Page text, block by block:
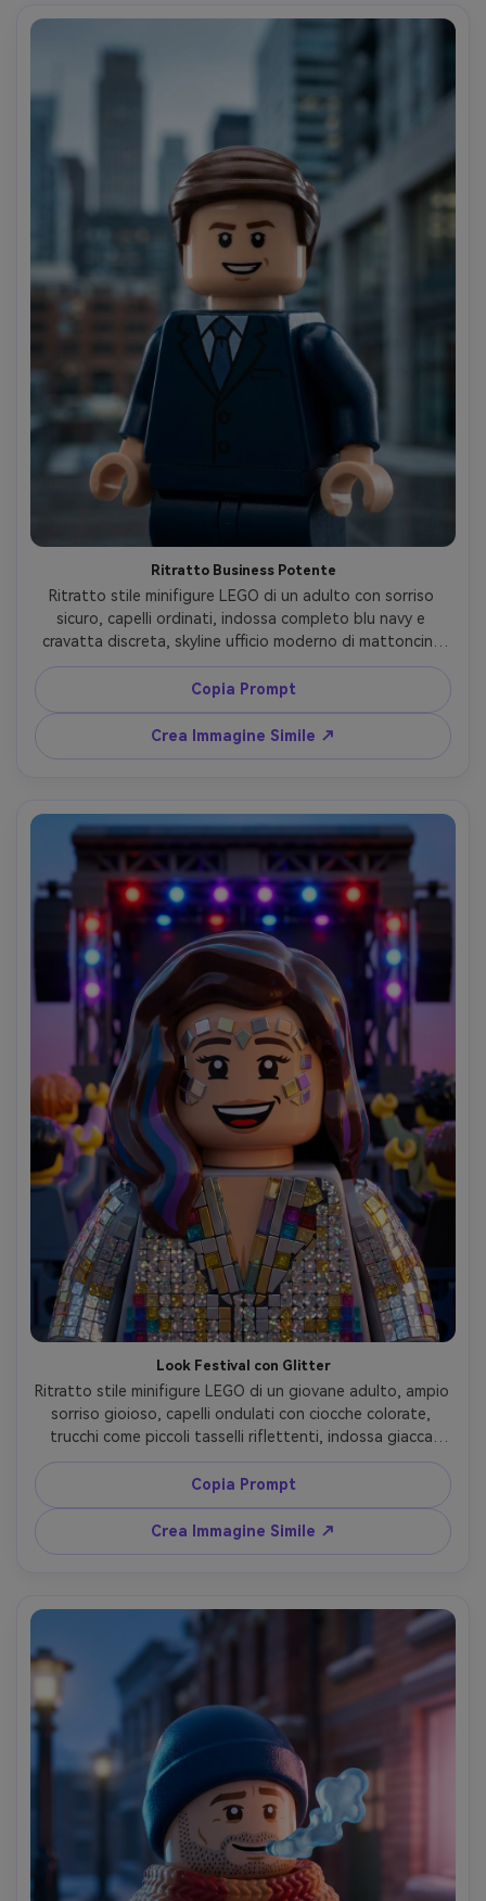
Ritratto Business Potente
Ritratto stile minifigure LEGO di un adulto con sorriso
sicuro, capelli ordinati, indossa completo blu navy e
cravatta discreta, skyline ufficio moderno di mattoncini,
illuminazione aziendale pulita con riempimento morbido,
postura dritta e spalle squadrate, riflessi plastici nitidi,
bordi affilati, colori professionali sobri, identità
mantenuta, finitura editoriale premium, obiettivo 85mm,
profondità di campo ridotta --ar 4:5
Copia Prompt
Crea Immagine Simile ↗
Look Festival con Glitter
Ritratto stile minifigure LEGO di un giovane adulto, ampio
sorriso gioioso, capelli ondulati con ciocche colorate,
trucchi come piccoli tasselli riflettenti, indossa giacca
scintillante, sfondo festival musicale di mattoncini con
luci, illuminazione multicolore vibrante, angolo ravvicinato
dinamico, plasticità luccicante, dettaglio 3D alto, identità
mantenuta --ar 4:5
Copia Prompt
Crea Immagine Simile ↗